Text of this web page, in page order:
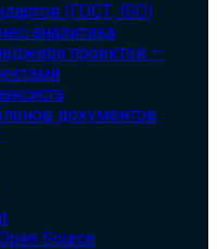
(ГОСТ, ISO)
аналитика
проектов —
документов
Source